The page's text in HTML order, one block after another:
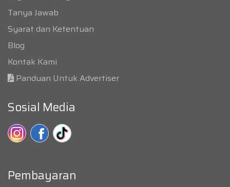
Tanya Jawab
Syarat dan Ketentuan
Blog
Kontak Kami
Panduan Untuk Advertiser
Sosial Media
Pembayaran